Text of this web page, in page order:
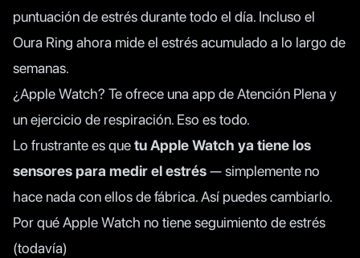
puntuación de estrés durante todo el día. Incluso el
Oura Ring ahora mide el estrés acumulado a lo largo de
semanas.
¿Apple Watch? Te ofrece una app de Atención Plena y
un ejercicio de respiración. Eso es todo.
Lo frustrante es quetu Apple Watch ya tiene los
sensores para medir el estrés— simplemente no
hace nada con ellos de fábrica. Así puedes cambiarlo.
Por qué Apple Watch no tiene seguimiento de estrés
(todavía)